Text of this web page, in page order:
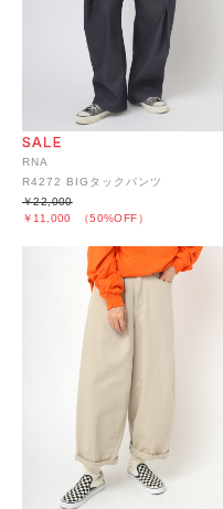
RNA
R4272 BIGタックパンツ
￥11,000 （50%OFF）
￥22,000